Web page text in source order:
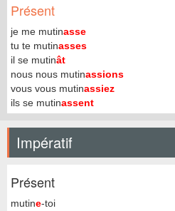
Présent
je me mutinasse
tu te mutinasses
il se mutinât
nous nous mutinassions
vous vous mutinassiez
ils se mutinassent
Impératif
Présent
mutine-toi